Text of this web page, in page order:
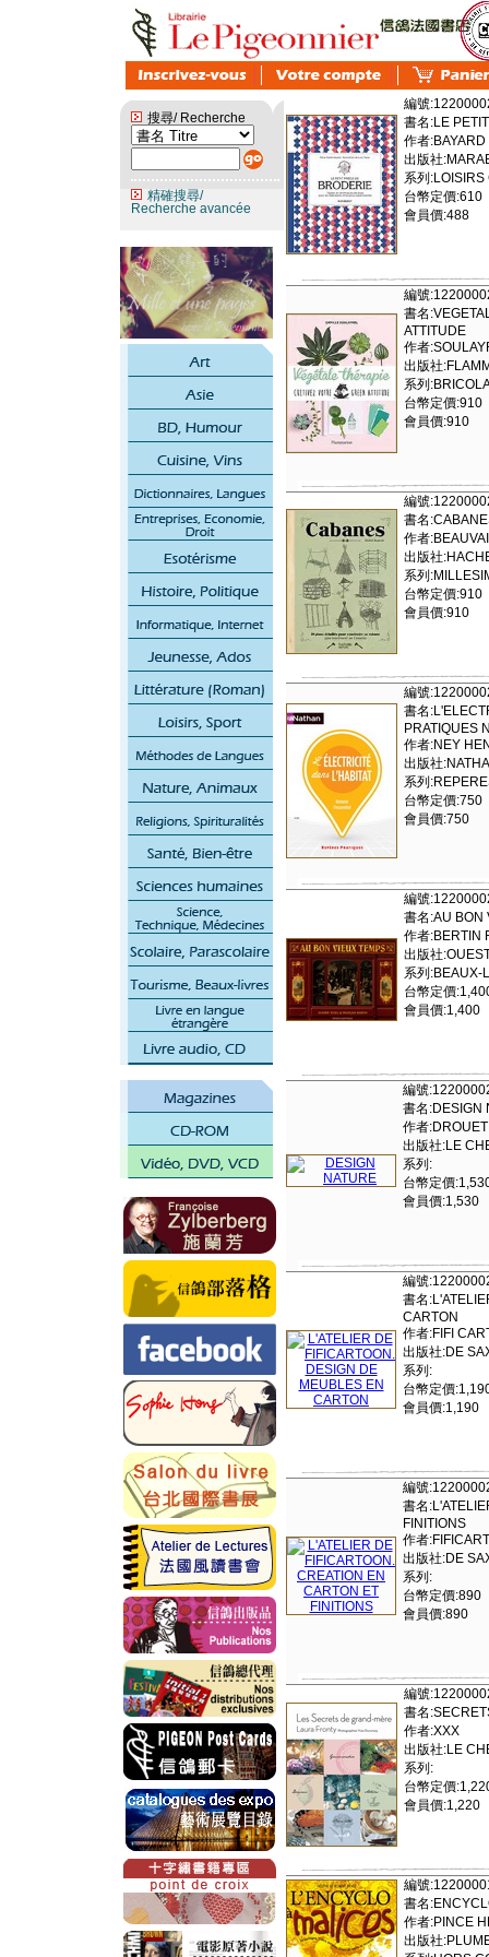
搜尋/ Recherche
精確搜尋/
Recherche avancée
編號
書名:LE
作者
出版社
系列:LOISIRS
台幣定價:610
會員價:488
編號
書名
ATTITUDE
作者
出版社
系列
台幣定價:910
會員價:910
編號
書名
作者
出版社
系列
台幣定價:910
會員價:910
編號
書名
PRATIQUES
作者:NEY
出版社
系列
台幣定價:750
會員價:750
編號
書名:AU BON
作者:BERTIN
出版社
系列:BEAUX-
台幣定價
會員價:1,400
編號
書名:DESIGN
作者
出版社:LE
系列:
台幣定價
會員價:1,530
編號
書名
CARTON
作者:FIFI
出版社:DE
系列:
台幣定價
會員價:1,190
編號
書名
FINITIONS
作者
出版社:DE
系列:
台幣定價:890
會員價:890
編號
書名
作者:XXX
出版社:LE
系列:
台幣定價
會員價:1,220
編號
書名
作者:PINCE
出版社